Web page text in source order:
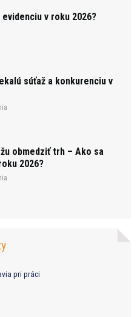
v roku 2026?
súťaž a konkurenciu v
obmedziť trh – Ako sa
2026?
pri práci